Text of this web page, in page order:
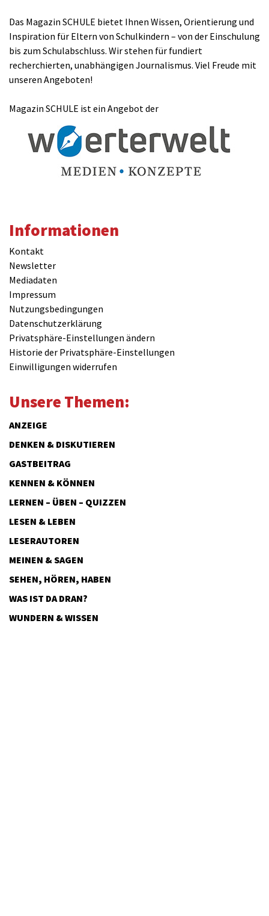
Das Magazin SCHULE bietet Ihnen Wissen, Orientierung und
Inspiration für Eltern von Schulkindern – von der Einschulung
bis zum Schulabschluss. Wir stehen für fundiert
recherchierten, unabhängigen Journalismus. Viel Freude mit
unseren Angeboten!
Magazin SCHULE ist ein Angebot der
Informationen
Kontakt
Newsletter
Mediadaten
Impressum
Nutzungsbedingungen
Datenschutzerklärung
Privatsphäre-Einstellungen ändern
Historie der Privatsphäre-Einstellungen
Einwilligungen widerrufen
Unsere Themen:
ANZEIGE
DENKEN & DISKUTIEREN
GASTBEITRAG
KENNEN & KÖNNEN
LERNEN – ÜBEN – QUIZZEN
LESEN & LEBEN
LESERAUTOREN
MEINEN & SAGEN
SEHEN, HÖREN, HABEN
WAS IST DA DRAN?
WUNDERN & WISSEN